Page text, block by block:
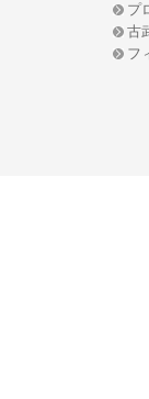
プ
古
フ